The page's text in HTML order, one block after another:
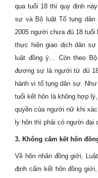
qua tuổi 18 thì quy định
sự và Bộ luật Tố tụng
2005 người chưa đủ 18
thực hiện giao dịch dân
luật đồng ý… Còn theo
đương sự là người từ đủ
hành vi tố tụng dân sự.
tuổi kết hôn là không hợp
quyền của người nữ khi
ly hôn thì phải có người đại
3. Không cấm kết hôn
Về hôn nhân đồng giới,
định cấm kết hôn đồng